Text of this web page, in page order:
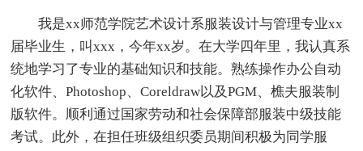
我是xx师范学院艺术设计系服装设计与管理专业xx
届毕业生，叫xxx，今年xx岁。在大学四年里，我认真系
统地学习了专业的基础知识和技能。熟练操作办公自动
化软件、Photoshop、Coreldraw以及PGM、樵夫服装制
版软件。顺利通过国家劳动和社会保障部服装中级技能
考试。此外，在担任班级组织委员期间积极为同学服